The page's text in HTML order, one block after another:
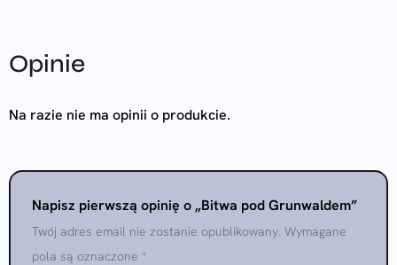
Opinie
Na razie nie ma opinii o produkcie.
Napisz pierwszą opinię o „Bitwa pod Grunwaldem”
Twój adres email nie zostanie opublikowany. Wymagane
pola są oznaczone *